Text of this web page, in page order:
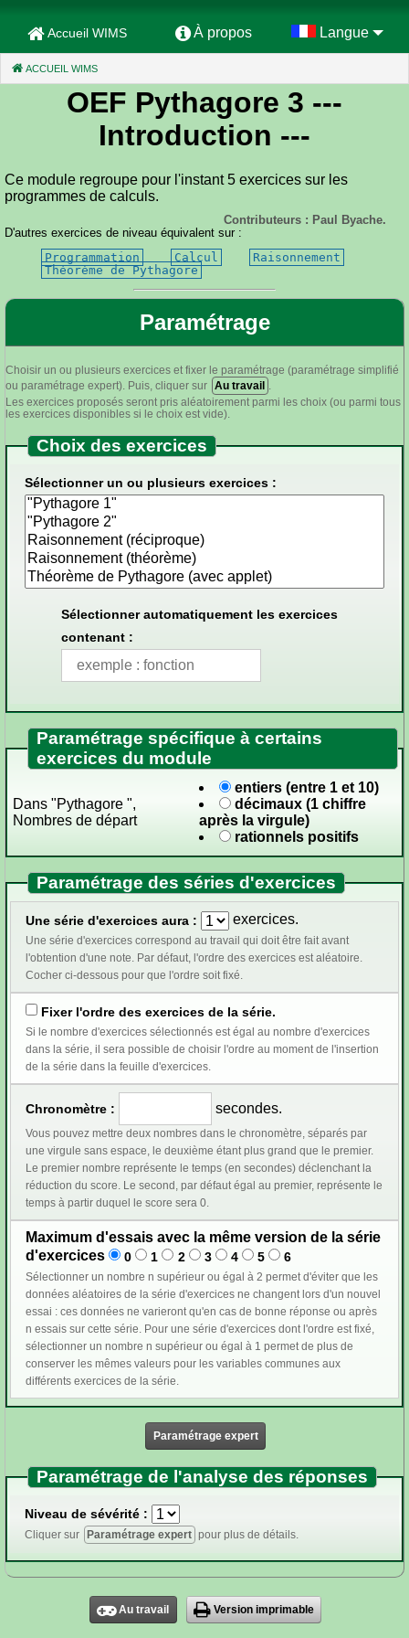
Accueil WIMS À propos Langue
ACCUEIL WIMS
OEF Pythagore 3 ---
Introduction ---
Ce module regroupe pour l'instant 5 exercices sur les
programmes de calculs.
Contributeurs : Paul Byache.
D'autres exercices de niveau équivalent sur :
Programmation
Calcul
Raisonnement
Théorème de Pythagore
Paramétrage
Choisir un ou plusieurs exercices et fixer le paramétrage (paramétrage simplifié
ou paramétrage expert). Puis, cliquer sur Au travail
Les exercices proposés seront pris aléatoirement parmi les choix (ou parmi tous
les exercices disponibles si le choix est vide).
Choix des exercices
Sélectionner un ou plusieurs exercices :
Sélectionner automatiquement les exercices
contenant :
Paramétrage spécifique à certains
exercices du module
Dans "Pythagore ",
Nombres de départ
entiers (entre 1 et 10)
décimaux (1 chiffre
après la virgule)
rationnels positifs
Paramétrage des séries d'exercices
Une série d'exercices aura : exercices.
Une série d'exercices correspond au travail qui doit être fait avant
l'obtention d'une note. Par défaut, l'ordre des exercices est aléatoire.
Cocher ci-dessous pour que l'ordre soit fixé.
Fixer l'ordre des exercices de la série.
Si le nombre d'exercices sélectionnés est égal au nombre d'exercices
dans la série, il sera possible de choisir l'ordre au moment de l'insertion
de la série dans la feuille d'exercices.
Chronomètre : secondes.
Vous pouvez mettre deux nombres dans le chronomètre, séparés par
une virgule sans espace, le deuxième étant plus grand que le premier.
Le premier nombre représente le temps (en secondes) déclenchant la
réduction du score. Le second, par défaut égal au premier, représente le
temps à partir duquel le score sera 0.
Maximum d'essais avec la même version de la série
d'exercices
0 1 2 3 4 5 6
Sélectionner un nombre n supérieur ou égal à 2 permet d'éviter que les
données aléatoires de la série d'exercices ne changent lors d'un nouvel
essai : ces données ne varieront qu'en cas de bonne réponse ou après
n essais sur cette série. Pour une série d'exercices dont l'ordre est fixé,
sélectionner un nombre n supérieur ou égal à 1 permet de plus de
conserver les mêmes valeurs pour les variables communes aux
différents exercices de la série.
Paramétrage expert
Paramétrage de l'analyse des réponses
Niveau de sévérité :
Cliquer sur Paramétrage expert pour plus de détails.
Au travail Version imprimable